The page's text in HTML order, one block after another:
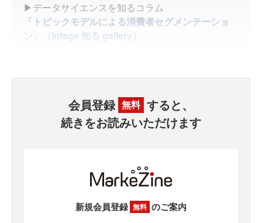
▶データサイエンスを知るコラム
「トピックモデルによる消費者セグメンテーショ
ン」（Intage 知る gallery）
会員登録 無料 すると、
続きをお読みいただけます
新規会員登録 無料 のご案内